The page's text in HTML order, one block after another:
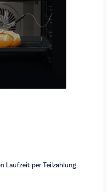
Laufzeit per Teilzahlung